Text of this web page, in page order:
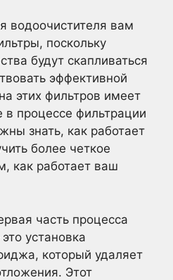
водоочистителя вам
поскольку
будут скапливаться
эффективной
этих фильтров имеет
процессе фильтрации
знать, как работает
более четкое
как работает ваш
часть процесса
установка
который удаляет
Этот